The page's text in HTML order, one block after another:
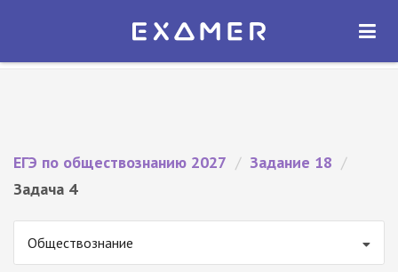
Экзамер — ЕГЭ 2027
ОТКРЫТЬ
ЕГЭ по обществознанию 2027 / Задание 18 /
Задача 4
Обществознание